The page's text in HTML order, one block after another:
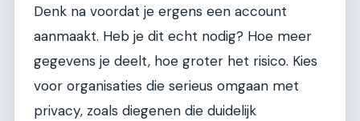
Denk na voordat je ergens een account
aanmaakt. Heb je dit echt nodig? Hoe meer
gegevens je deelt, hoe groter het risico. Kies
voor organisaties die serieus omgaan met
privacy, zoals diegenen die duidelijk